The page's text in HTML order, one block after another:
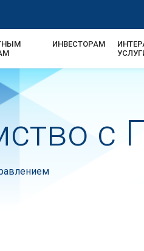
ИНВЕСТОРАМ
с